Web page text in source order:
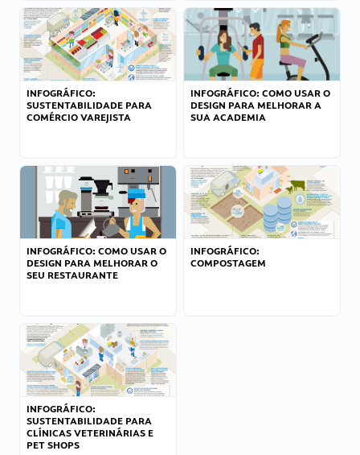
INFOGRÁFICO:
SUSTENTABILIDADE PARA
COMÉRCIO VAREJISTA
INFOGRÁFICO: COMO USAR O
DESIGN PARA MELHORAR A
SUA ACADEMIA
INFOGRÁFICO: COMO USAR O
DESIGN PARA MELHORAR O
SEU RESTAURANTE
INFOGRÁFICO:
COMPOSTAGEM
INFOGRÁFICO:
SUSTENTABILIDADE PARA
CLÍNICAS VETERINÁRIAS E
PET SHOPS